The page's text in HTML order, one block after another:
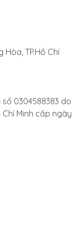
Hòa, TP.Hồ Chí
0304588383 do
Minh cấp ngày